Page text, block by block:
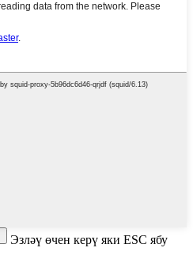
Эзләү өчен керү яки ESC ябу